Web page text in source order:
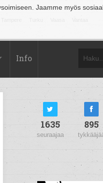
Jaamme myös
Info
1635
seuraajaa
895